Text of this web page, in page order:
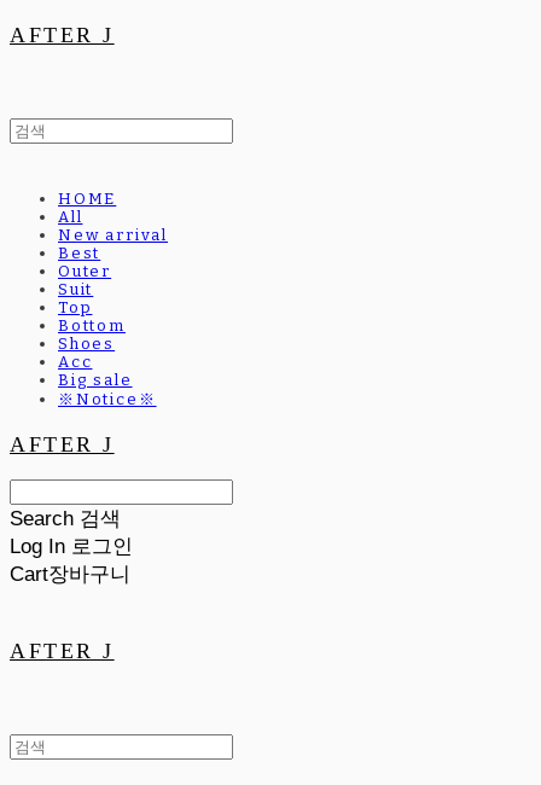
AFTER J
HOME
All
New arrival
Best
Outer
Suit
Top
Bottom
Shoes
Acc
Big sale
※Notice※
AFTER J
Search 검색
Log In 로그인
Cart장바구니
AFTER J